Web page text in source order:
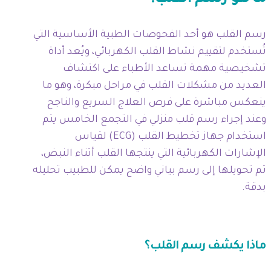
رسم القلب هو أحد الفحوصات الطبية الأساسية التي
تُستخدم لتقييم نشاط القلب الكهربائي، ويُعد أداة
تشخيصية مهمة تساعد الأطباء على اكتشاف
العديد من مشكلات القلب في مراحل مبكرة، وهو ما
ينعكس مباشرة على فرص العلاج السريع والناجح
وعند إجراء رسم قلب منزلي في التجمع الخامس يتم
استخدام جهاز تخطيط القلب (ECG) لقياس
الإشارات الكهربائية التي ينتجها القلب أثناء النبض،
ثم تحويلها إلى رسم بياني واضح يمكن للطبيب تحليله
بدقة.
ماذا يكشف رسم القلب؟